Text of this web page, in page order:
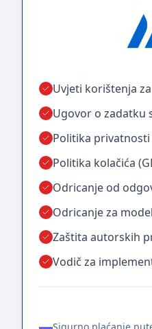
Uvjeti korištenja
Ugovor o zadatku
Politika privatnosti
Politika kolačića
Odricanje od
Odricanje za
Zaštita autorskih
Vodič za